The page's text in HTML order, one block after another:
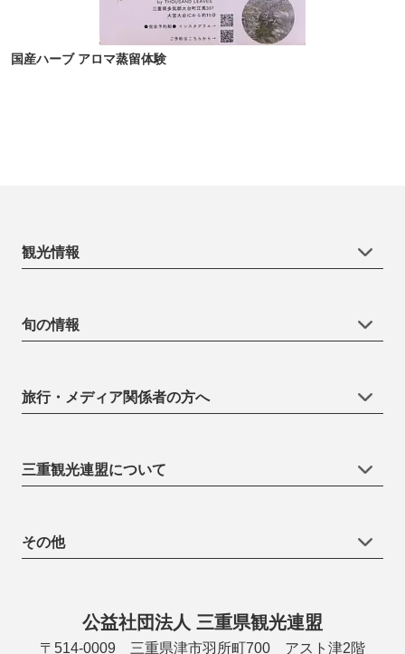
国産ハーブ アロマ蒸留体験
観光情報
旬の情報
旅行・メディア関係者の方へ
三重観光連盟について
その他
公益社団法人 三重県観光連盟
〒514-0009 三重県津市羽所町700 アスト津2階